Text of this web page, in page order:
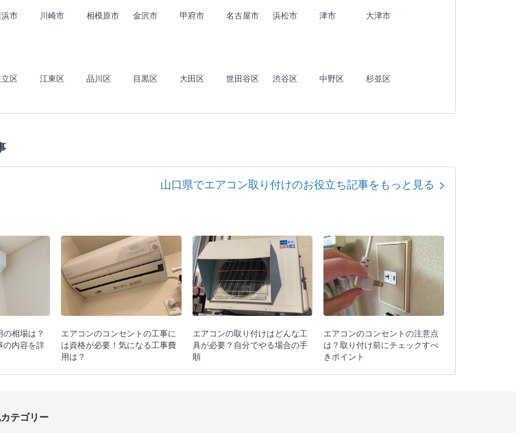
市 川崎市 相模原市 金沢市 甲府市 名古屋市 浜松市 津市
大津市
立区 江東区 品川区 目黒区 大田区 世田谷区 渋谷区 中野区
杉並区
山口県でエアコン取り付けのお役立ち記事をもっと見る
の相場は？
の内容を詳
エアコンのコンセントの工事に
は資格が必要！気になる工事費
用は？
エアコンの取り付けはどんな工
具が必要？自分でやる場合の手
順
エアコンのコンセントの注意点
は？取り付け前にチェックすべ
きポイント
テゴリー